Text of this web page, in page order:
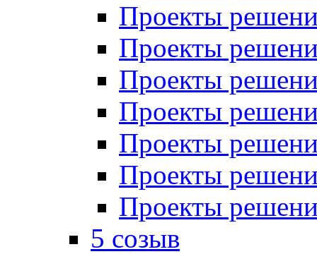
Проекты
Проекты
Проекты
Проекты
Проекты
Проекты
Проекты
5 созыв